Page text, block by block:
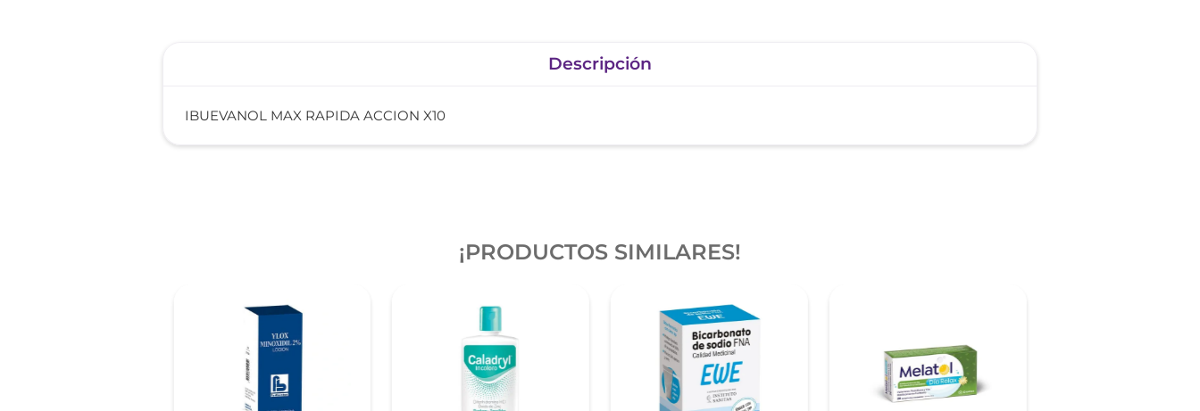
Descripción
IBUEVANOL MAX RAPIDA ACCION X10
¡PRODUCTOS SIMILARES!